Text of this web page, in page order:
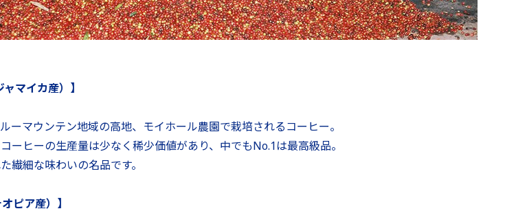
マイカ産）】
ーマウンテン地域の高地、モイホール農園で栽培されるコーヒー。
ーヒーの生産量は少なく稀少価値があり、中でもNo.1は最高級品。
繊細な味わいの名品です。
ピア産）】